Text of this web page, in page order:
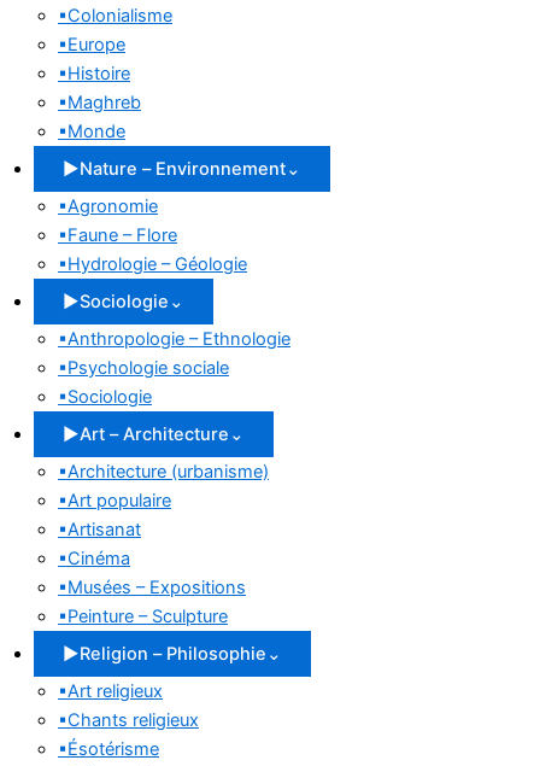
▪Colonialisme
▪Europe
▪Histoire
▪Maghreb
▪Monde
▶Nature – Environnement⌄
▪Agronomie
▪Faune – Flore
▪Hydrologie – Géologie
▶Sociologie ⌄
▪Anthropologie – Ethnologie
▪Psychologie sociale
▪Sociologie
▶Art – Architecture ⌄
▪Architecture (urbanisme)
▪Art populaire
▪Artisanat
▪Cinéma
▪Musées – Expositions
▪Peinture – Sculpture
▶Religion – Philosophie ⌄
▪Art religieux
▪Chants religieux
▪Ésotérisme